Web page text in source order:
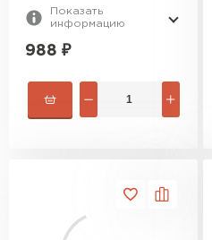
Показать
информацию
988 ₽